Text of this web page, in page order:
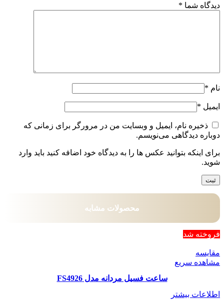
دیدگاه شما *
نام *
ایمیل *
ذخیره نام، ایمیل و وبسایت من در مرورگر برای زمانی که
دوباره دیدگاهی می‌نویسم.
برای اینکه بتوانید عکس ها را به دیدگاه خود اضافه کنید باید وارد
شوید.
محصولات مشابه
فروخته شد
مقایسه
مشاهده سریع
ساعت فسیل مردانه مدل FS4926
اطلاعات بیشتر